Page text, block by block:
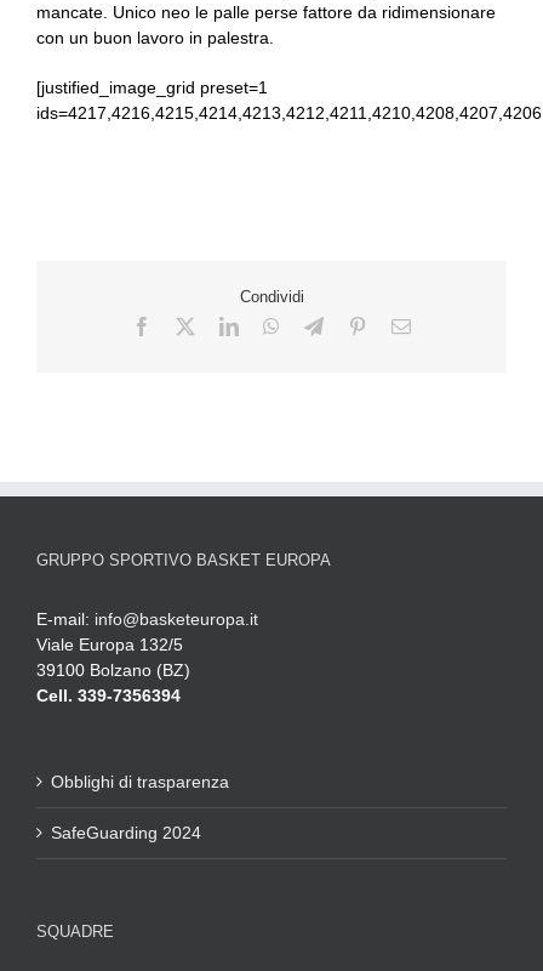
mancate. Unico neo le palle perse fattore da ridimensionare
con un buon lavoro in palestra.
[justified_image_grid preset=1
Condividi
GRUPPO SPORTIVO BASKET EUROPA
E-mail: info@basketeuropa.it
Viale Europa 132/5
39100 Bolzano (BZ)
Cell. 339-7356394
Obblighi di trasparenza
SafeGuarding 2024
SQUADRE